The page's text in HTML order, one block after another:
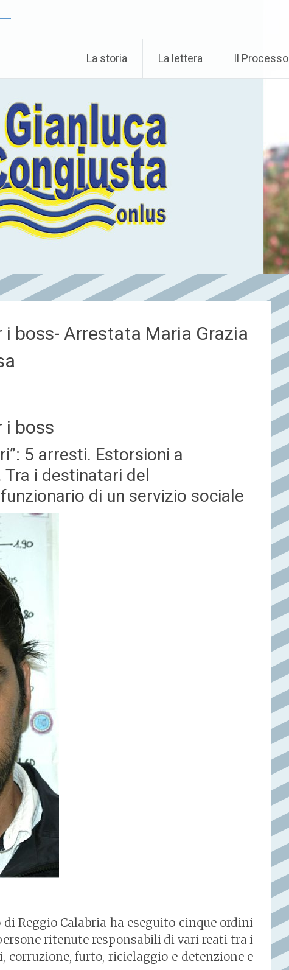
La storia La lettera Il Processo
boss- Arrestata Maria Grazia
i boss
5 arresti. Estorsioni a
i destinatari del
di un servizio sociale
Reggio Calabria ha eseguito cinque ordini
ritenute responsabili di vari reati tra i
corruzione, furto, riciclaggio e detenzione e